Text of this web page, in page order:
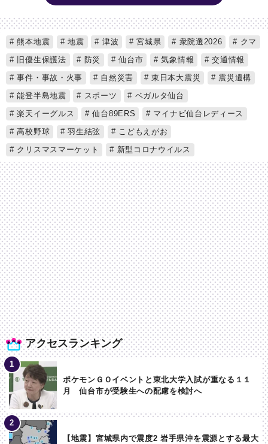
アクセスランキング
ポケモンＧＯイベントと東北大学入試が重なる１１
月 仙台市が受験生への配慮を検討へ
【地震】宮城県内で震度2 岩手県沖を震源とする最大
熊本地震 地震 津波 宮城県 衆院選2026
クマ
旧優生保護法
防災 仙台市 気象情報
交通情報
事件・事故・火事
自然災害 東日本大震災
震災遺構
能登半島地震
スポーツ
ベガルタ仙台
楽天イーグルス
仙台89ERS
マイナビ仙台レディース
高校野球
羽生結弦
こどもえがお
クリスマスマーケット
新型コロナウイルス